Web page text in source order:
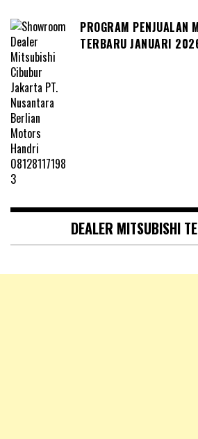
PROGRAM PENJUALAN
TERBARU JANUARI
DEALER MITSUBISHI